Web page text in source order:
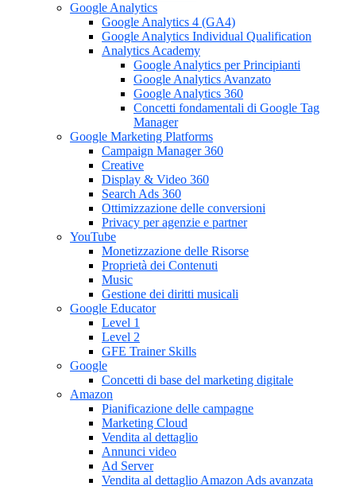
Google Analytics
Google Analytics 4 (GA4)
Google Analytics Individual Qualification
Analytics Academy
Google Analytics per Principianti
Google Analytics Avanzato
Google Analytics 360
Concetti fondamentali di Google Tag
Manager
Google Marketing Platforms
Campaign Manager 360
Creative
Display & Video 360
Search Ads 360
Ottimizzazione delle conversioni
Privacy per agenzie e partner
YouTube
Monetizzazione delle Risorse
Proprietà dei Contenuti
Music
Gestione dei diritti musicali
Google Educator
Level 1
Level 2
GFE Trainer Skills
Google
Concetti di base del marketing digitale
Amazon
Pianificazione delle campagne
Marketing Cloud
Vendita al dettaglio
Annunci video
Ad Server
Vendita al dettaglio Amazon Ads avanzata